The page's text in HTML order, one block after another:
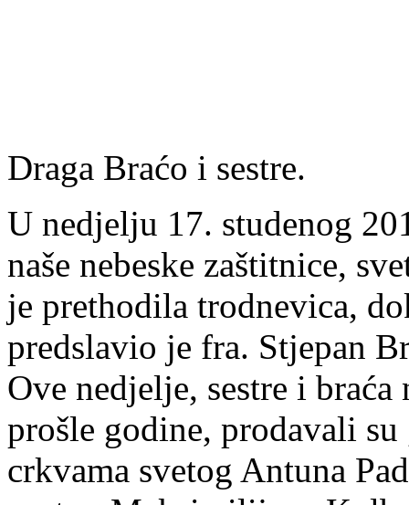
Draga Braćo i sestre.
U nedjelju 17. studenog
naše nebeske zaštitnice,
je prethodila trodnevica,
predslavio je fra. Stjepan
Ove nedjelje, sestre i
prošle godine, prodavali su
crkvama svetog Antuna